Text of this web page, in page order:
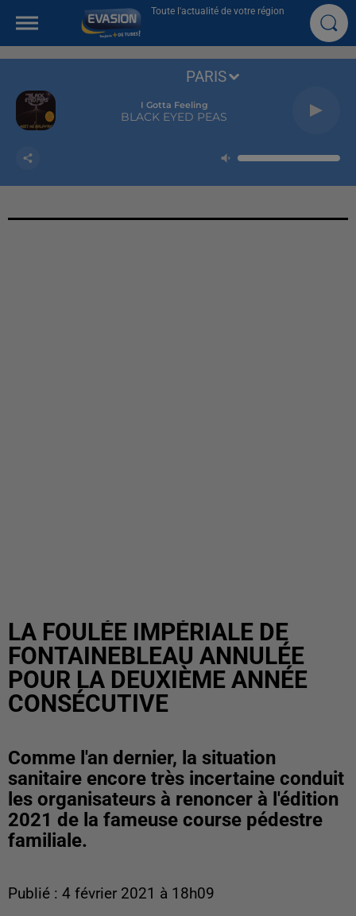
Toute l'actualité de votre région
I Gotta Feeling
BLACK EYED PEAS
PARIS
LA FOULÉE IMPÉRIALE DE
FONTAINEBLEAU ANNULÉE
POUR LA DEUXIÈME ANNÉE
CONSÉCUTIVE
Comme l'an dernier, la situation
sanitaire encore très incertaine conduit
les organisateurs à renoncer à l'édition
2021 de la fameuse course pédestre
familiale.
Publié : 4 février 2021 à 18h09